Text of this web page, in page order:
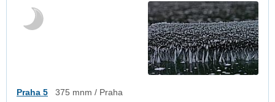
Praha 5 375 mnm / Praha